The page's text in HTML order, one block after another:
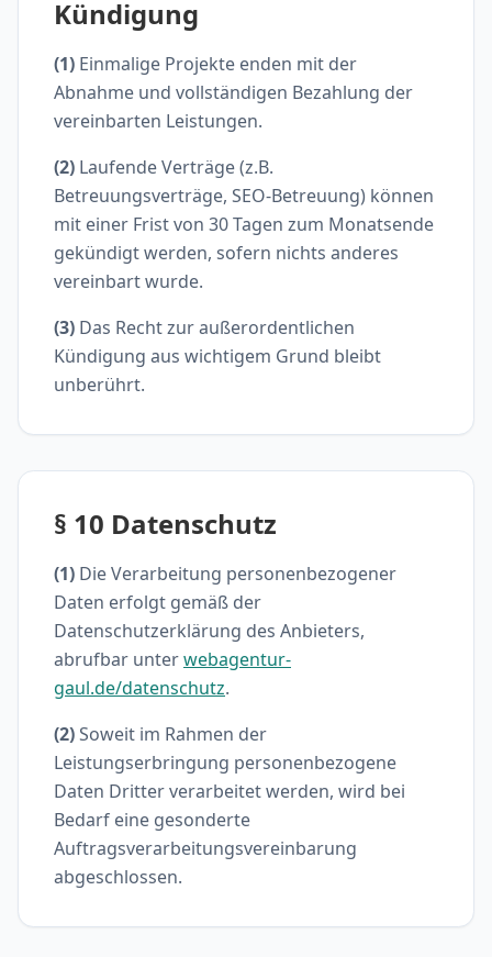
Kündigung
(1) Einmalige Projekte enden mit der
Abnahme und vollständigen Bezahlung der
vereinbarten Leistungen.
(2) Laufende Verträge (z.B.
Betreuungsverträge, SEO-Betreuung) können
mit einer Frist von 30 Tagen zum Monatsende
gekündigt werden, sofern nichts anderes
vereinbart wurde.
(3) Das Recht zur außerordentlichen
Kündigung aus wichtigem Grund bleibt
unberührt.
§ 10 Datenschutz
(1) Die Verarbeitung personenbezogener
Daten erfolgt gemäß der
Datenschutzerklärung des Anbieters,
abrufbar unterwebagentur-
gaul.de/datenschutz.
(2)Soweit im Rahmen der
Leistungserbringung personenbezogene
Daten Dritter verarbeitet werden, wird bei
Bedarf eine gesonderte
Auftragsverarbeitungsvereinbarung
abgeschlossen.